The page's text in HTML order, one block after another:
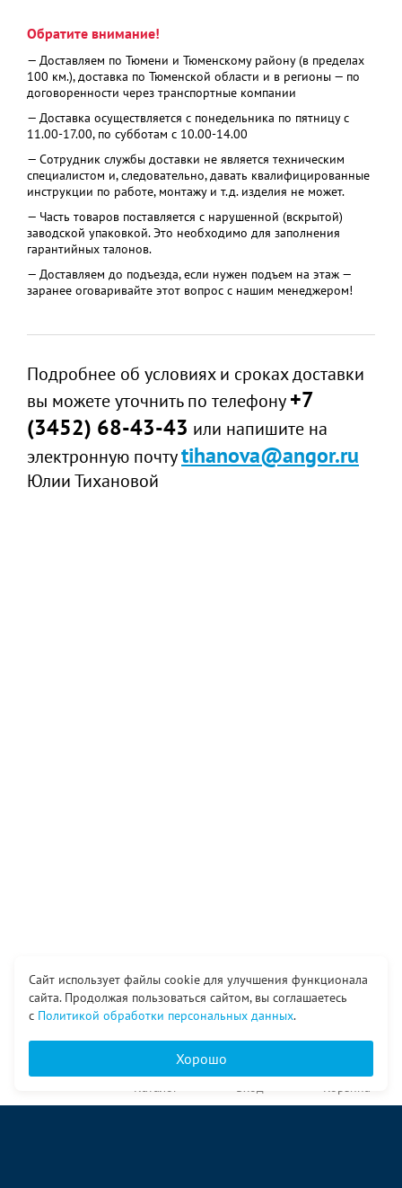
Обратите внимание!
— Доставляем по Тюмени и Тюменскому району (в пределах
100 км.), доставка по Тюменской области и в регионы — по
договоренности через транспортные компании
— Доставка осуществляется с понедельника по пятницу с
11.00-17.00, по субботам с 10.00-14.00
— Сотрудник службы доставки не является техническим
специалистом и, следовательно, давать квалифицированные
инструкции по работе, монтажу и т.д. изделия не может.
— Часть товаров поставляется с нарушенной (вскрытой)
заводской упаковкой. Это необходимо для заполнения
гарантийных талонов.
— Доставляем до подъезда, если нужен подъем на этаж —
заранее оговаривайте этот вопрос с нашим менеджером!
Подробнее об условиях и сроках доставки
вы можете уточнить по телефону+7
(3452) 68-43-43 или напишите на
электронную почтуtihanova@angor.ru
Юлии Тихановой
Сайт использует файлы cookie для улучшения функционала
сайта. Продолжая пользоваться сайтом, вы соглашаетесь
с Политикой обработки персональных данных.
Хорошо